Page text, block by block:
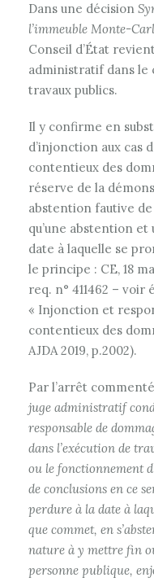
Dans une décision
l’immeuble Monte-
Conseil d’État
administratif dans le
travaux publics.
Il y confirme en
d’injonction aux cas
contentieux des
réserve de la
abstention fautive
qu’une abstention
date à laquelle se
le principe : CE, 18
req. n° 411462 –
« Injonction et
contentieux des
AJDA 2019, p.2002).
Par l’arrêt
juge administratif
responsable de
dans l’exécution de
ou le fonctionnement
de conclusions en ce
perdure à la date à
que commet, en
nature à y mettre fin
personne publique,